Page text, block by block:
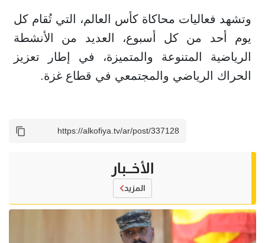
وتشهد فعاليات محاكاة كأس العالم، التي تُقام كل
يوم أحد من كل أسبوع، العديد من الأنشطة
الرياضية المتنوعة والمتميزة، في إطار تعزيز
الحراك الرياضي والمجتمعي في قطاع غزة.
الأخــبار
المزيد